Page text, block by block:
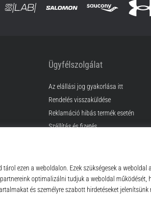
Ügyfélszolgálat
Az elállási jog gyakorlása itt
Rendelés visszaküldése
Reklamáció hibás termék esetén
Szállítás és fizetés
GyIK
Adatvédelmi nyilatkozat